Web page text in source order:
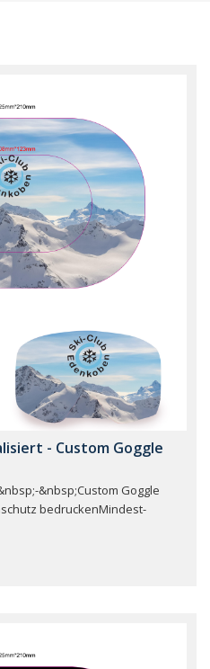
- Custom Goggle
&nbsp;Custom Goggle
bedruckenMindest-